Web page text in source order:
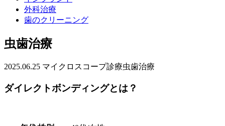
外科治療
歯のクリーニング
虫歯治療
2025.06.25 マイクロスコープ診療虫歯治療
ダイレクトボンディングとは？